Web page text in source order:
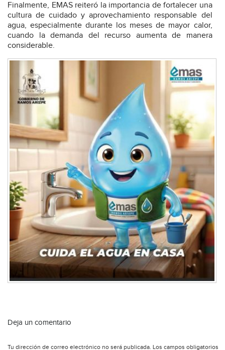
Finalmente, EMAS reiteró la importancia de fortalecer una
cultura de cuidado y aprovechamiento responsable del
agua, especialmente durante los meses de mayor calor,
cuando la demanda del recurso aumenta de manera
considerable.
Deja un comentario
Tu dirección de correo electrónico no será publicada. Los campos obligatorios